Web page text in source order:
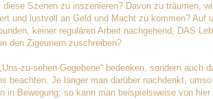
Szenen zu inszenieren? Davon zu träumen,
und lustvoll an Geld und Macht zu kommen? Auf
keiner regulären Arbeit nachgehend, DAS
den Zigeunern zuschreiben?
zu-sehen-Gegebene“ bedenken, sondern auch
beachten. Je länger man darüber nachdenkt,
in Bewegung; so kann man beispielsweise von hier